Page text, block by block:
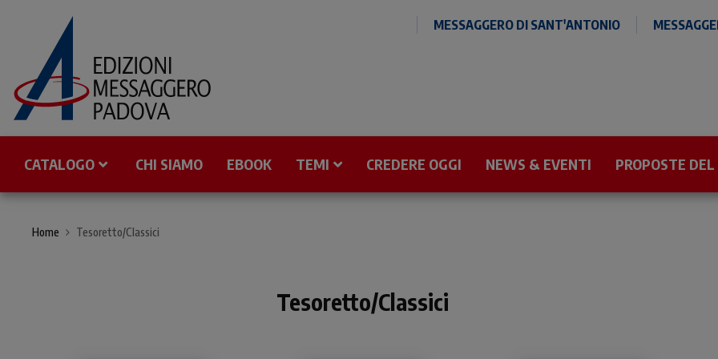
MESSAGGERO DI SANT'ANTONIO
CATALOGO CHI SIAMO EBOOK TEMI CREDERE OGGI NEWS & EVENTI PROPOSTE DEL
Home Tesoretto/Classici
Tesoretto/Classici